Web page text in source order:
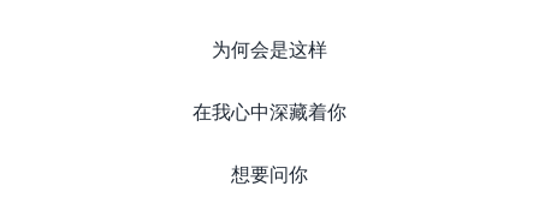
为何会是这样
在我心中深藏着你
想要问你